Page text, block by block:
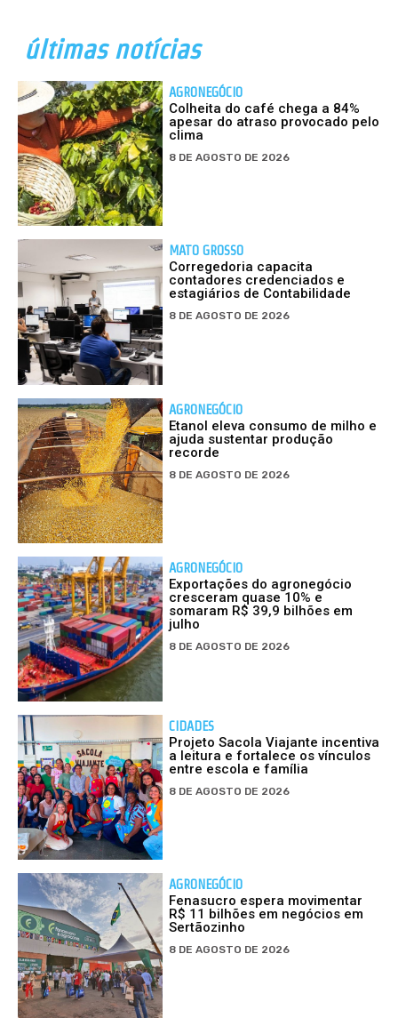
últimas notícias
AGRONEGÓCIO
Colheita do café chega a 84%
apesar do atraso provocado pelo
clima
8 DE AGOSTO DE 2026
MATO GROSSO
Corregedoria capacita
contadores credenciados e
estagiários de Contabilidade
8 DE AGOSTO DE 2026
AGRONEGÓCIO
Etanol eleva consumo de milho e
ajuda sustentar produção
recorde
8 DE AGOSTO DE 2026
AGRONEGÓCIO
Exportações do agronegócio
cresceram quase 10% e
somaram R$ 39,9 bilhões em
julho
8 DE AGOSTO DE 2026
CIDADES
Projeto Sacola Viajante incentiva
a leitura e fortalece os vínculos
entre escola e família
8 DE AGOSTO DE 2026
AGRONEGÓCIO
Fenasucro espera movimentar
R$ 11 bilhões em negócios em
Sertãozinho
8 DE AGOSTO DE 2026